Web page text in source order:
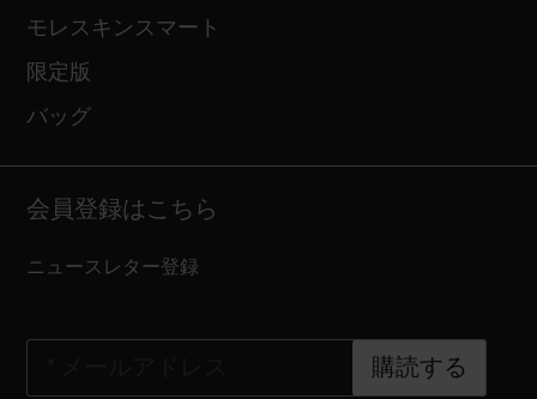
モレスキンスマート
限定版
バッグ
会員登録はこちら
ニュースレター登録
購読する